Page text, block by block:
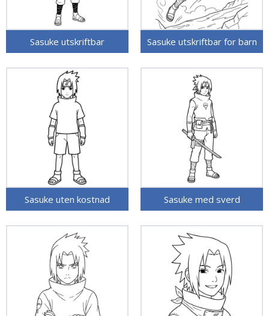
Sasuke utskriftbar Sasuke utskriftbar for barn
Sasuke uten kostnad Sasuke med sverd